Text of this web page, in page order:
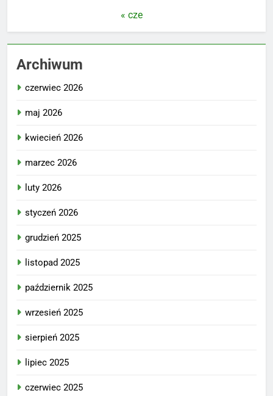
« cze
Archiwum
czerwiec 2026
maj 2026
kwiecień 2026
marzec 2026
luty 2026
styczeń 2026
grudzień 2025
listopad 2025
październik 2025
wrzesień 2025
sierpień 2025
lipiec 2025
czerwiec 2025